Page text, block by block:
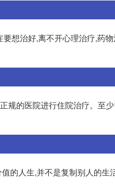
想治好,离不开心理治疗,药
规的医院进行住院治疗。至
的人生,并不是复制别人的生